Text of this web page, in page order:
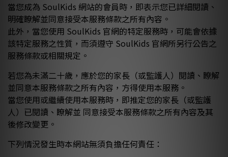
當您成為 SoulKids 網站的會員時，即表示您已詳細閱讀、
明確瞭解並同意接受本服務條款之所有內容 。
此外，當您使用 SoulKids 官網的特定服務時，可能會依據
該特定服務之性質，而須遵守 SoulKids 官網所另行公告之
服務條款或相關規定。
若您為未滿二十歲，應於您的家長（或監護人）閱讀、瞭解
並同意本服務條款之所有內容，方得使用本服務。
當您使用或繼續使用本服務時，即推定您的家長（或監護
人）已閱讀、瞭解並 同意接受本服務條款之所有內容及其
後修改變更。
下列情況發生時本網站無須負擔任何責任：